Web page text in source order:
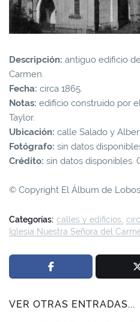
Descripción: antiguo edificio
Carmen.
Fecha: circa 1865.
Notas: edificio construido por
Taylor.
Ubicación: calle Salado y
Fotógrafo: sin datos
Crédito: sin datos disponibles.
© Copyright El Álbum de Lobos.
Categorías: calles y edificios
Iglesia Nuestra Señora del
VER OTRAS ENTRADAS...